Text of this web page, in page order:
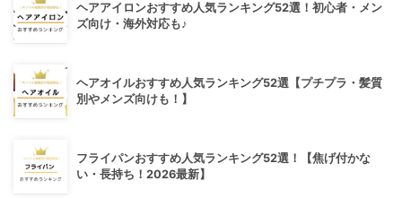
ヘアアイロンおすすめ人気ランキング52選！初心者・メン
ズ向け・海外対応も♪
ヘアオイルおすすめ人気ランキング52選【プチプラ・髪質
別やメンズ向けも！】
フライパンおすすめ人気ランキング52選！【焦げ付かな
い・長持ち！2026最新】